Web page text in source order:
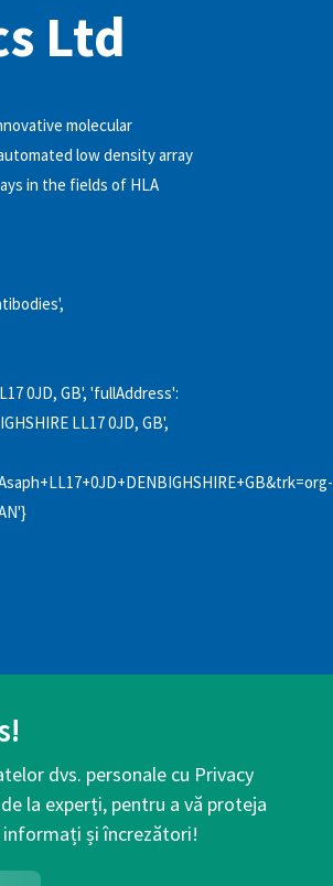
Ltd
molecular
low density array
in the fields of HLA
0JD, GB', 'fullAddress':
LL17 0JD, GB',
dvs. personale cu Privacy
la experți, pentru a vă proteja
și încrezători!